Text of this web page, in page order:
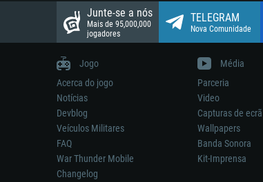
Junte-se a nós
Mais de 95,000,000
jogadores
TELEGRAM
Nova Comunidade
Jogo
Acerca do jogo
Notícias
Devblog
Veículos Militares
FAQ
War Thunder Mobile
Changelog
Média
Parceria
Video
Capturas de ecrã
Wallpapers
Banda Sonora
Kit-Imprensa